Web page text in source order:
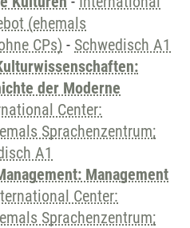
(ehemals
CPs) - Schwedisch A1
der Moderne
Center:
Sprachenzentrum;
A1
Management
Center:
Sprachenzentrum;